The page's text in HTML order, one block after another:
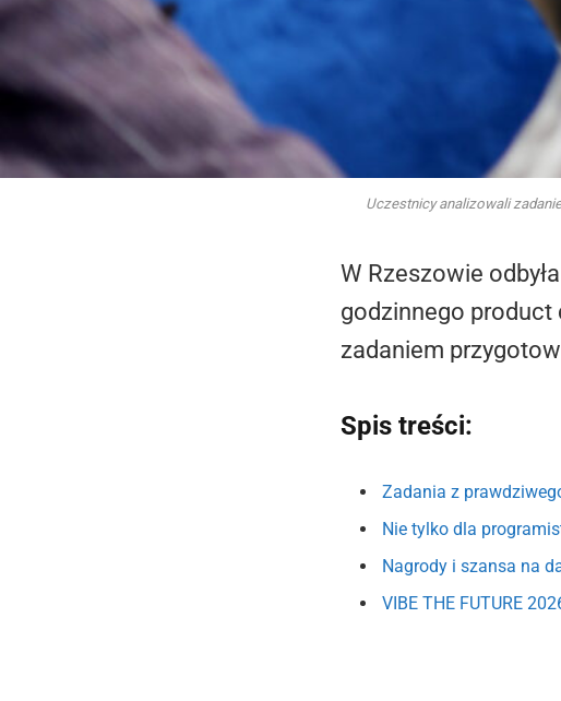
Uczestnicy analizowali
W Rzeszowie
godzinnego product
zadaniem
Spis treści:
Zadania z
Nie tylko dla
Nagrody i szansa na
VIBE THE FUTURE